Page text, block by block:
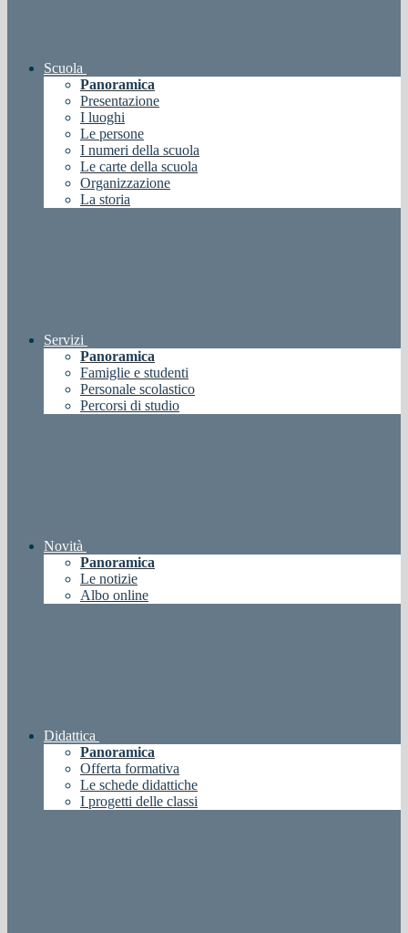
Scuola
Panoramica
Presentazione
I luoghi
Le persone
I numeri della scuola
Le carte della scuola
Organizzazione
La storia
Servizi
Panoramica
Famiglie e studenti
Personale scolastico
Percorsi di studio
Novità
Panoramica
Le notizie
Albo online
Didattica
Panoramica
Offerta formativa
Le schede didattiche
I progetti delle classi